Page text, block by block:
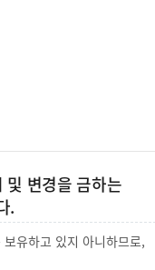
및 변경을 금하는
.
유하고 있지 아니하므로,